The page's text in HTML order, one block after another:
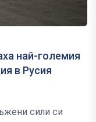
най-големия
в Русия
сили си